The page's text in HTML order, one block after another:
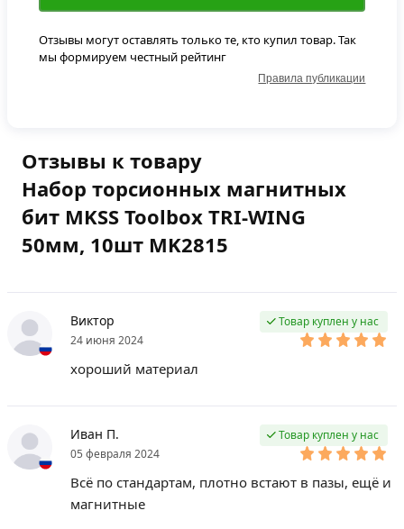
Отзывы к товару
Набор торсионных магнитных
бит MKSS Toolbox TRI-WING
50мм, 10шт MK2815
Виктор
24 июня 2024
Товар куплен у нас
хороший материал
Иван П.
05 февраля 2024
Товар куплен у нас
Всё по стандартам, плотно встают в пазы, ещё и
магнитные
Отзывы могут оставлять только те, кто купил товар. Так
мы формируем честный рейтинг
Правила публикации